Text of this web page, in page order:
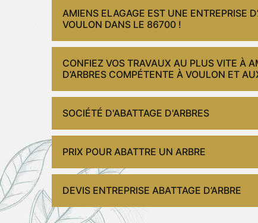
AMIENS ELAGAGE EST UNE ENTREPRISE
VOULON DANS LE 86700 !
CONFIEZ VOS TRAVAUX AU PLUS VITE À
D’ARBRES COMPÉTENTE À VOULON ET
SOCIÉTÉ D'ABATTAGE D'ARBRES
PRIX POUR ABATTRE UN ARBRE
DEVIS ENTREPRISE ABATTAGE D’ARBRE